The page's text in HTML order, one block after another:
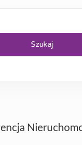
Szukaj